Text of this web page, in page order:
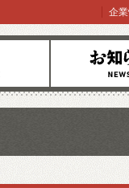
お知らせ
企